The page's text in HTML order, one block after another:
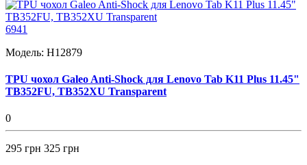
6941
Модель: H12879
TPU чохол Galeo Anti-Shock для Lenovo Tab K11 Plus 11.45"
TB352FU, TB352XU Transparent
0
295 грн 325 грн